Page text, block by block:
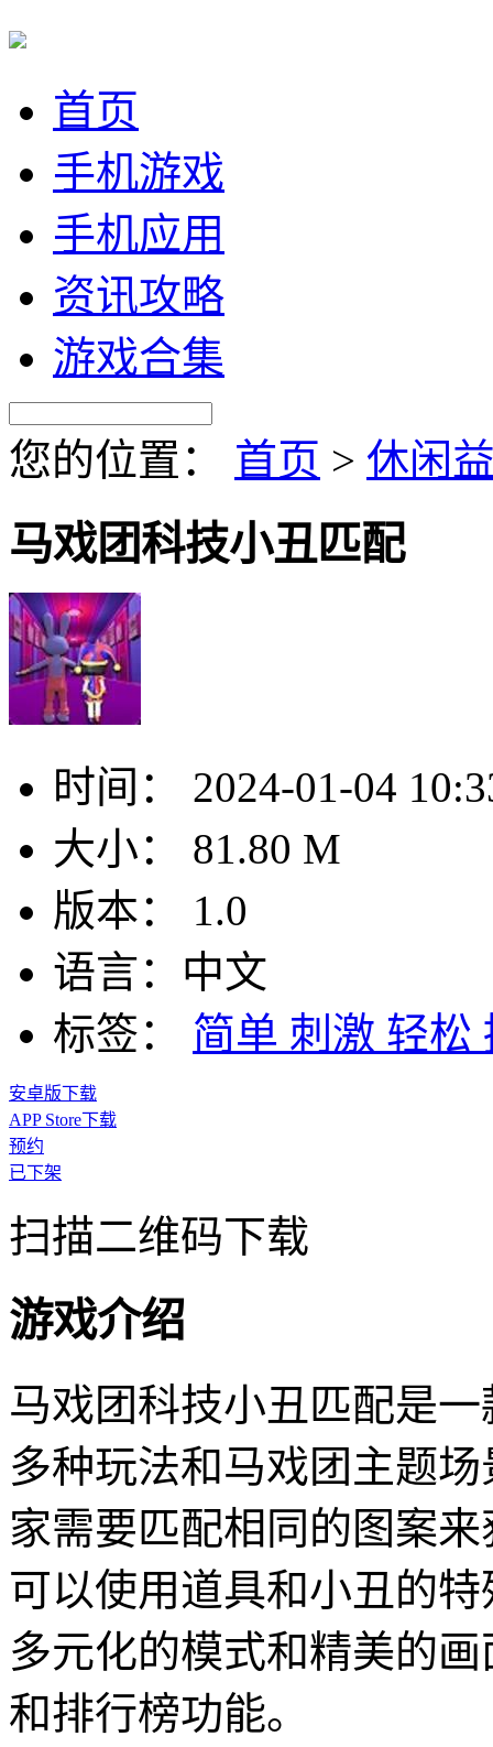
首页
手机游戏
手机应用
资讯攻略
游戏合集
您的位置： 首页 > 休闲
马戏团科技小丑匹配
时间：
2024-01-04
大小：
81.80 M
版本：
1.0
语言： 中文
标签：
简单 刺激 轻松
安卓版下载
APP Store下载
预约
已下架
扫描二维码下载
游戏介绍
马戏团科技小丑匹配是
多种玩法和马戏团主题
家需要匹配相同的图案
可以使用道具和小丑的
多元化的模式和精美的
和排行榜功能。